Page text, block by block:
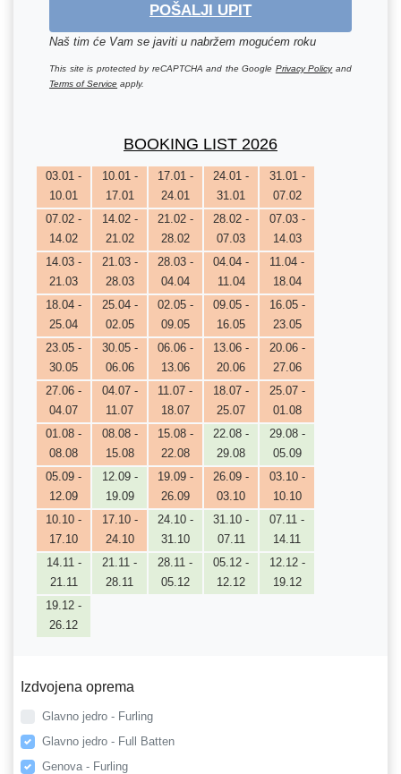
POŠALJI UPIT
Naš tim će Vam se javiti u nabržem mogućem roku
This site is protected by reCAPTCHA and the Google Privacy Policyand
Terms of Service apply.
BOOKING LIST 2026
03.01 -
10.01
10.01 -
17.01
17.01 -
24.01
24.01 -
31.01
31.01 -
07.02
07.02 -
14.02
14.02 -
21.02
21.02 -
28.02
28.02 -
07.03
07.03 -
14.03
14.03 -
21.03
21.03 -
28.03
28.03 -
04.04
04.04 -
11.04
11.04 -
18.04
18.04 -
25.04
25.04 -
02.05
02.05 -
09.05
09.05 -
16.05
16.05 -
23.05
23.05 -
30.05
30.05 -
06.06
06.06 -
13.06
13.06 -
20.06
20.06 -
27.06
27.06 -
04.07
04.07 -
11.07
11.07 -
18.07
18.07 -
25.07
25.07 -
01.08
01.08 -
08.08
08.08 -
15.08
15.08 -
22.08
22.08 -
29.08
29.08 -
05.09
05.09 -
12.09
12.09 -
19.09
19.09 -
26.09
26.09 -
03.10
03.10 -
10.10
10.10 -
17.10
17.10 -
24.10
24.10 -
31.10
31.10 -
07.11
07.11 -
14.11
14.11 -
21.11
21.11 -
28.11
28.11 -
05.12
05.12 -
12.12
12.12 -
19.12
19.12 -
26.12
Izdvojena oprema
Glavno jedro - Furling
Glavno jedro - Full Batten
Genova - Furling